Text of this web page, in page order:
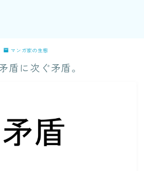
マンガ家の生態
盾に次ぐ矛盾。